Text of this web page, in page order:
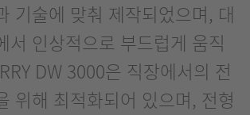
기술에 맞춰 제작되었으며, 대
서 인상적으로 부드럽게 움직
DW 3000은 직장에서의 전
위해 최적화되어 있으며, 전형